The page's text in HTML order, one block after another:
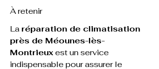
À retenir
La réparation de climatisation
près de Méounes-lès-
Montrieux est un service
indispensable pour assurer le